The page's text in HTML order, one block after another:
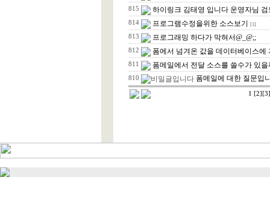
815 하이링크 김태영 입니다 운영자님 검
814 프로그램수정을위한 소스보기 [1]
813 프로그래밍 하다가 막혀서@_@;;
812 폼에서 넘겨온 값을 데이터베이스에
811 폼메일에서 전달 소스를 쓸수가 있을
810 폼메일에 대한 질문입
1 [2] [3]